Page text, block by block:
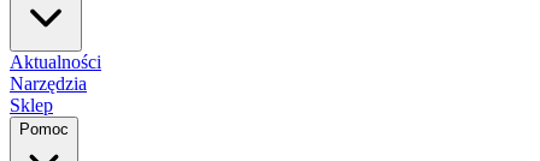
Aktualności
Narzędzia
Sklep
Pomoc